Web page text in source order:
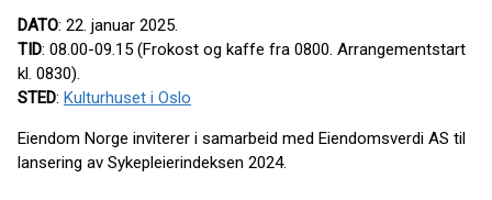
DATO: 22. januar 2025.
TID: 08.00-09.15 (Frokost og kaffe fra 0800. Arrangementstart
kl. 0830).
STED: Kulturhuset i Oslo
Eiendom Norge inviterer i samarbeid med Eiendomsverdi AS til
lansering av Sykepleierindeksen 2024.